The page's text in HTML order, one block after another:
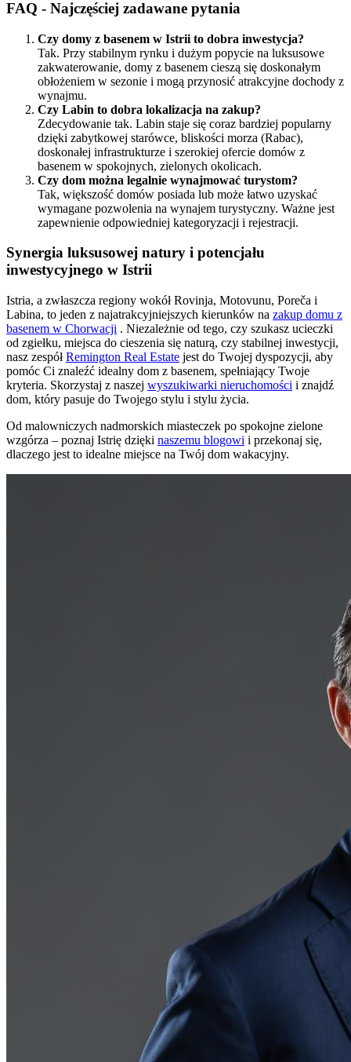
FAQ - Najczęściej zadawane pytania
Czy domy z basenem w Istrii to dobra inwestycja?
Tak. Przy stabilnym rynku i dużym popycie na luksusowe
zakwaterowanie, domy z basenem cieszą się doskonałym
obłożeniem w sezonie i mogą przynosić atrakcyjne dochody z
wynajmu.
Czy Labin to dobra lokalizacja na zakup?
Zdecydowanie tak. Labin staje się coraz bardziej popularny
dzięki zabytkowej starówce, bliskości morza (Rabac),
doskonałej infrastrukturze i szerokiej ofercie domów z
basenem w spokojnych, zielonych okolicach.
Czy dom można legalnie wynajmować turystom?
Tak, większość domów posiada lub może łatwo uzyskać
wymagane pozwolenia na wynajem turystyczny. Ważne jest
zapewnienie odpowiedniej kategoryzacji i rejestracji.
Synergia luksusowej natury i potencjału
inwestycyjnego w Istrii
Istria, a zwłaszcza regiony wokół Rovinja, Motovunu, Poreča i
Labina, to jeden z najatrakcyjniejszych kierunków na zakup domu z
basenem w Chorwacji . Niezależnie od tego, czy szukasz ucieczki
od zgiełku, miejsca do cieszenia się naturą, czy stabilnej inwestycji,
nasz zespółRemington Real Estate jest do Twojej dyspozycji, aby
pomóc Ci znaleźć idealny dom z basenem, spełniający Twoje
kryteria. Skorzystaj z naszej wyszukiwarki nieruchomości i znajdź
dom, który pasuje do Twojego stylu i stylu życia.
Od malowniczych nadmorskich miasteczek po spokojne zielone
wzgórza – poznaj Istrię dzięki naszemu blogowi i przekonaj się,
dlaczego jest to idealne miejsce na Twój dom wakacyjny.